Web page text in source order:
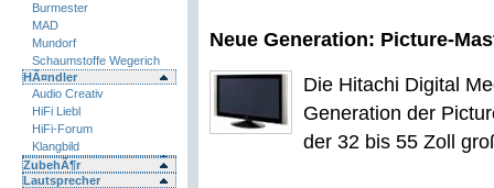
Burmester
MAD
Mundorf
Schaumstoffe Wegerich
HÃ¤ndler
Audio Creativ
HiFi Liebl
HiFi-Forum
Klangbild
ZubehÃ¶r
Lautsprecher
Neue Generation: Picture-
Die Hitachi Digital
Generation der
der 32 bis 55 Zoll